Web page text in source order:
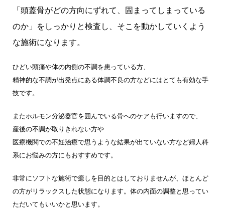
「頭蓋骨がどの方向にずれて、固まってしまっている
のか」をしっかりと検査し、そこを動かしていくよう
な施術になります。
ひどい頭痛や体の内側の不調を患っている方、
精神的な不調が出発点にある体調不良の方などにはとても有効な手
技です。
またホルモン分泌器官を囲んでいる骨へのケアも行いますので、
産後の不調が取りきれない方や
医療機関での不妊治療で思うような結果が出ていない方など婦人科
系にお悩みの方にもおすすめです。
非常にソフトな施術で癒しを目的とはしておりませんが、ほとんど
の方がリラックスした状態になります。体の内面の調整と思ってい
ただいてもいいかと思います。